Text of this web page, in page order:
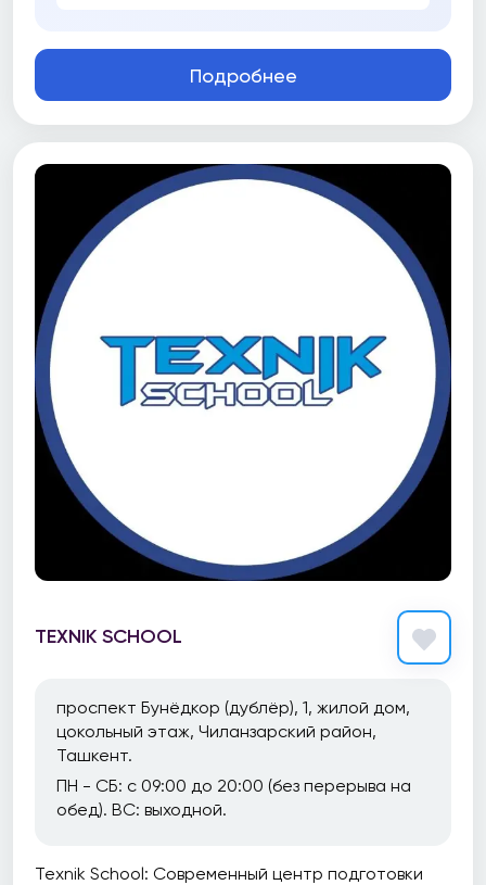
Подробнее
TEXNIK SCHOOL
проспект Бунёдкор (дублёр), 1, жилой дом,
цокольный этаж, Чиланзарский район,
Ташкент.
ПН - СБ: с 09:00 до 20:00 (без перерыва на
обед). ВС: выходной.
Texnik School: Современный центр подготовки